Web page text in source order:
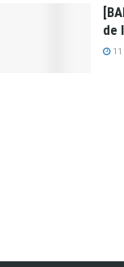
de
11